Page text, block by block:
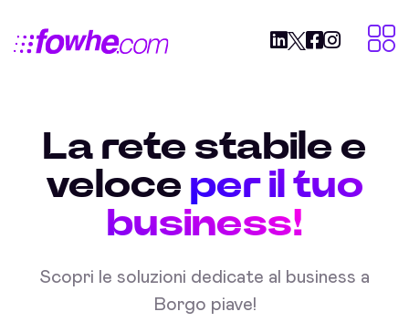
La rete stabile e
veloce per il tuo
business!
Scopri le soluzioni dedicate al business a
Borgo piave!